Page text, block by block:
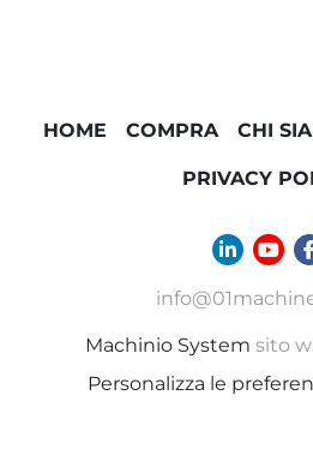
HOME COMPRA CHI
PRIVACY
linkedin
Machinio System sito
Personalizza le